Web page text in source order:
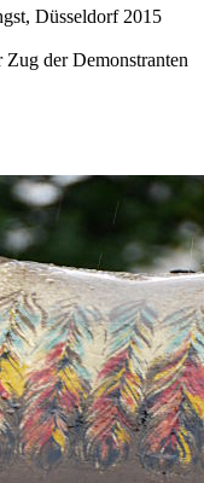
Düsseldorf 2015
Zug der Demonstranten